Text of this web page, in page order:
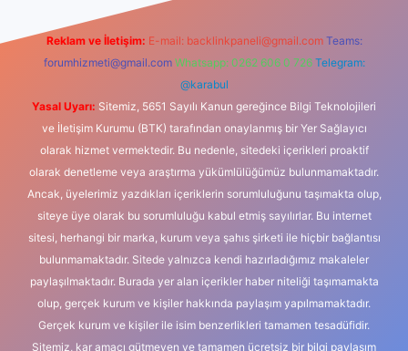
Reklam ve İletişim: E-mail: backlinkpaneli@gmail.com Teams:
forumhizmeti@gmail.com Whatsapp: 0262 606 0 726 Telegram:
@karabul
Yasal Uyarı: Sitemiz, 5651 Sayılı Kanun gereğince Bilgi Teknolojileri
ve İletişim Kurumu (BTK) tarafından onaylanmış bir Yer Sağlayıcı
olarak hizmet vermektedir. Bu nedenle, sitedeki içerikleri proaktif
olarak denetleme veya araştırma yükümlülüğümüz bulunmamaktadır.
Ancak, üyelerimiz yazdıkları içeriklerin sorumluluğunu taşımakta olup,
siteye üye olarak bu sorumluluğu kabul etmiş sayılırlar. Bu internet
sitesi, herhangi bir marka, kurum veya şahıs şirketi ile hiçbir bağlantısı
bulunmamaktadır. Sitede yalnızca kendi hazırladığımız makaleler
paylaşılmaktadır. Burada yer alan içerikler haber niteliği taşımamakta
olup, gerçek kurum ve kişiler hakkında paylaşım yapılmamaktadır.
Gerçek kurum ve kişiler ile isim benzerlikleri tamamen tesadüfidir.
Sitemiz, kar amacı gütmeyen ve tamamen ücretsiz bir bilgi paylaşım